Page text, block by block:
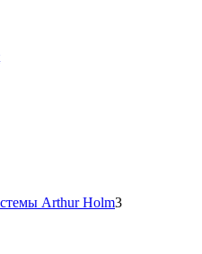
Arthur Holm3